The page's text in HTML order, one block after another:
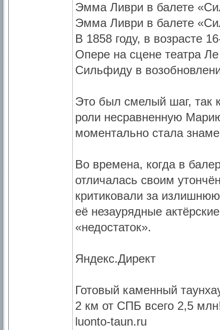
Эмма Ливри в балете
Эмма Ливри в балете
В 1858 году, в возрасте
Опере на сцене театра
Сильфиду в
Это был смелый шаг, так
роли несравненную
моментально стала
Во времена, когда в
отличалась своим
критиковали за
её незаурядные
«недостаток».
Яндекс.Директ
Готовый каменный
2 км от СПБ всего 2,5
luonto-taun.ru